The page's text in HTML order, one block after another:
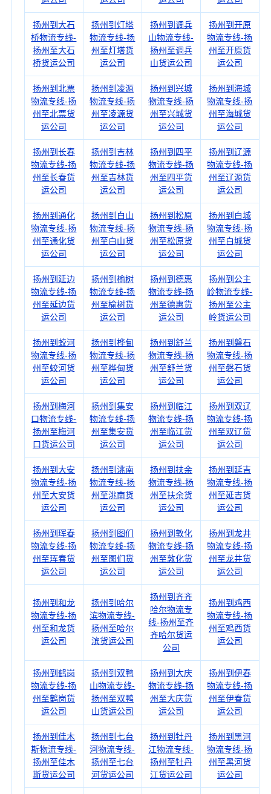
扬州到大石
桥物流专线-
扬州至大石
桥货运公司
扬州到灯塔
物流专线-扬
州至灯塔货
运公司
扬州到调兵
山物流专线-
扬州至调兵
山货运公司
扬州到开原
物流专线-扬
州至开原货
运公司
扬州到北票
物流专线-扬
州至北票货
运公司
扬州到凌源
物流专线-扬
州至凌源货
运公司
扬州到兴城
物流专线-扬
州至兴城货
运公司
扬州到海城
物流专线-扬
州至海城货
运公司
扬州到长春
物流专线-扬
州至长春货
运公司
扬州到吉林
物流专线-扬
州至吉林货
运公司
扬州到四平
物流专线-扬
州至四平货
运公司
扬州到辽源
物流专线-扬
州至辽源货
运公司
扬州到通化
物流专线-扬
州至通化货
运公司
扬州到白山
物流专线-扬
州至白山货
运公司
扬州到松原
物流专线-扬
州至松原货
运公司
扬州到白城
物流专线-扬
州至白城货
运公司
扬州到延边
物流专线-扬
州至延边货
运公司
扬州到榆树
物流专线-扬
州至榆树货
运公司
扬州到德惠
物流专线-扬
州至德惠货
运公司
扬州到公主
岭物流专线-
扬州至公主
岭货运公司
扬州到蛟河
物流专线-扬
州至蛟河货
运公司
扬州到桦甸
物流专线-扬
州至桦甸货
运公司
扬州到舒兰
物流专线-扬
州至舒兰货
运公司
扬州到磐石
物流专线-扬
州至磐石货
运公司
扬州到梅河
口物流专线-
扬州至梅河
口货运公司
扬州到集安
物流专线-扬
州至集安货
运公司
扬州到临江
物流专线-扬
州至临江货
运公司
扬州到双辽
物流专线-扬
州至双辽货
运公司
扬州到大安
物流专线-扬
州至大安货
运公司
扬州到洮南
物流专线-扬
州至洮南货
运公司
扬州到扶余
物流专线-扬
州至扶余货
运公司
扬州到延吉
物流专线-扬
州至延吉货
运公司
扬州到珲春
物流专线-扬
州至珲春货
运公司
扬州到图们
物流专线-扬
州至图们货
运公司
扬州到敦化
物流专线-扬
州至敦化货
运公司
扬州到龙井
物流专线-扬
州至龙井货
运公司
扬州到和龙
物流专线-扬
州至和龙货
运公司
扬州到哈尔
滨物流专线-
扬州至哈尔
滨货运公司
扬州到齐齐
哈尔物流专
线-扬州至齐
齐哈尔货运
公司
扬州到鸡西
物流专线-扬
州至鸡西货
运公司
扬州到鹤岗
物流专线-扬
州至鹤岗货
运公司
扬州到双鸭
山物流专线-
扬州至双鸭
山货运公司
扬州到大庆
物流专线-扬
州至大庆货
运公司
扬州到伊春
物流专线-扬
州至伊春货
运公司
扬州到佳木
斯物流专线-
扬州至佳木
斯货运公司
扬州到七台
河物流专线-
扬州至七台
河货运公司
扬州到牡丹
江物流专线-
扬州至牡丹
江货运公司
扬州到黑河
物流专线-扬
州至黑河货
运公司